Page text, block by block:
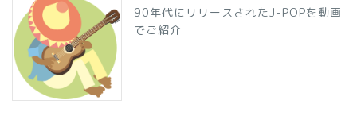
90年代にリリースされたJ-POPを動画
でご紹介